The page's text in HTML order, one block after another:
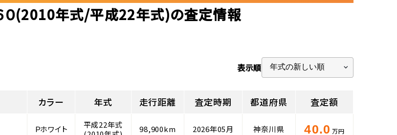
０(2010年式/平成22年式)の査定情報
表示順
カラー 年式 走行距離 査定時期 都道府県 査定額
Ｐホワイト
平成22年式
98,900km 2026年05月 神奈川県 40.0 万円